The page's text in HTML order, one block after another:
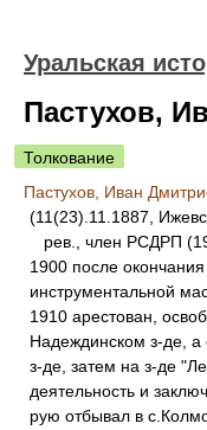
Уральская
Пастухов,
Толкование
Пастухов, Иван
(11(23).11.1887,
рев., член РСДРП
1900 после
инструментальной
1910 арестован,
Надеждинском з-де, а
з-де, затем на з-де
деятельность и
рую отбывал в